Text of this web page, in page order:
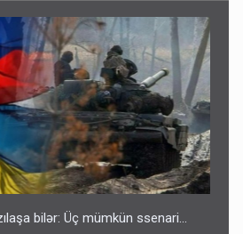
bilər: Üç mümkün ssenari...